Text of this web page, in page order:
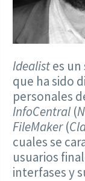
Idealistes
que ha sido
personales
InfoCentral (
FileMaker(
cuales se
usuarios
interfases y